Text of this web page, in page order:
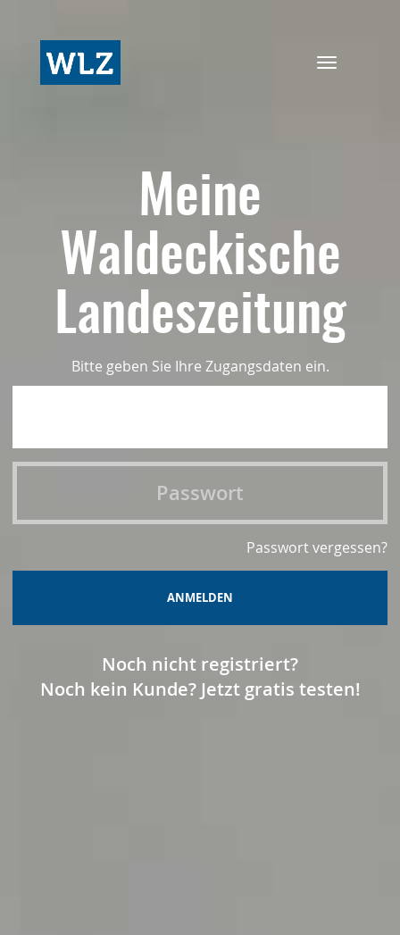
Navigation
Meine
Waldeckische
Landeszeitung
Bitte geben Sie Ihre Zugangsdaten ein.
Passwort vergessen?
ANMELDEN
Noch nicht registriert?
Noch kein Kunde? Jetzt gratis testen!